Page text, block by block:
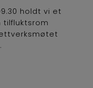
holdt vi et